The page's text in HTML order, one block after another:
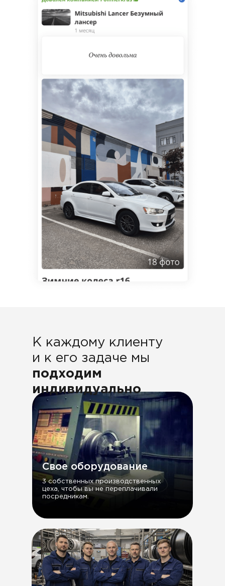
клиенту и к
задаче мыподходим
Свое оборудование
3 собственных производственных
цеха, чтобы вы не переплачивали
посредникам.
К каждому клиенту
и к его задаче мы
подходим
индивидуально